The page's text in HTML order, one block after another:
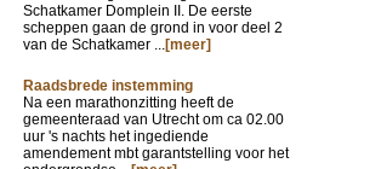
Schatkamer Domplein II. De eerste
scheppen gaan de grond in voor deel 2
van de Schatkamer ...[meer]
Raadsbrede instemming
Na een marathonzitting heeft de
gemeenteraad van Utrecht om ca 02.00
uur 's nachts het ingediende
amendement mbt garantstelling voor het